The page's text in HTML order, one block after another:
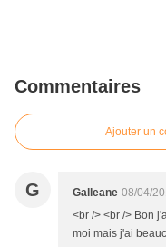
Commentaires
Ajouter un
G Galleane 08/04/
<br /> <br /> Bon
moi mais j'ai